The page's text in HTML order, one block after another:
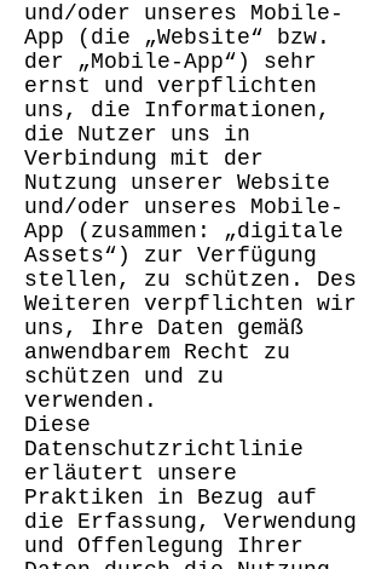
und/oder unseres Mobile-
App (die „Website“ bzw.
der „Mobile-App“) sehr
ernst und verpflichten
uns, die Informationen,
die Nutzer uns in
Verbindung mit der
Nutzung unserer Website
und/oder unseres Mobile-
App (zusammen: „digitale
Assets“) zur Verfügung
stellen, zu schützen. Des
Weiteren verpflichten wir
uns, Ihre Daten gemäß
anwendbarem Recht zu
schützen und zu
verwenden.
Diese
Datenschutzrichtlinie
erläutert unsere
Praktiken in Bezug auf
die Erfassung, Verwendung
und Offenlegung Ihrer